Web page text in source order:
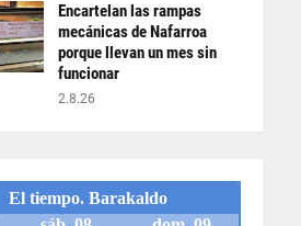
Encartelan las rampas
mecánicas de Nafarroa
porque llevan un mes sin
funcionar
2.8.26